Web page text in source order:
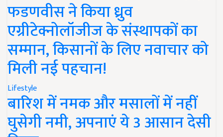
फडणवीस ने किया ध्रुव
एग्रीटेक्नोलॉजीज के संस्थापकों का
सम्मान, किसानों के लिए नवाचार को
मिली नई पहचान!
Lifestyle
बारिश में नमक और मसालों में नहीं
घुसेगी नमी, अपनाएं ये 3 आसान देसी